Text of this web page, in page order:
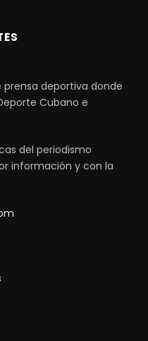
prensa deportiva donde
Cubano e
del periodismo
información y con la